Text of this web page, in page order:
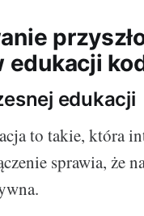
edukacji
edukacji
to takie, która
sprawia, że